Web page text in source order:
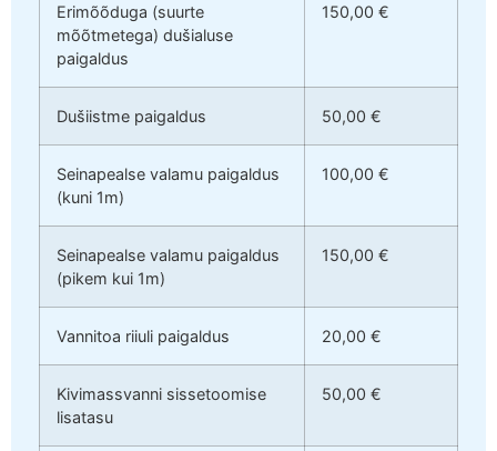
Erimõõduga (suurte
mõõtmetega) dušialuse
paigaldus
150,00 €
Dušiistme paigaldus 50,00 €
Seinapealse valamu paigaldus
(kuni 1m)
100,00 €
Seinapealse valamu paigaldus
(pikem kui 1m)
150,00 €
Vannitoa riiuli paigaldus 20,00 €
Kivimassvanni sissetoomise
lisatasu
50,00 €